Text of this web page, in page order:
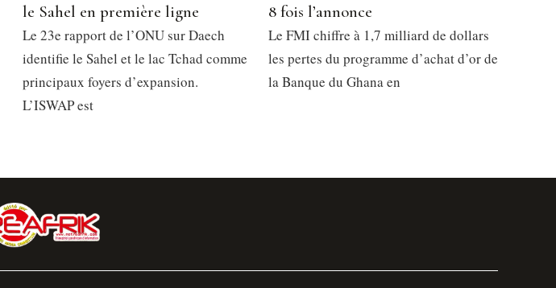
le Sahel en première ligne
Le 23e rapport de l’ONU sur Daech
identifie le Sahel et le lac Tchad comme
principaux foyers d’expansion.
L’ISWAP est
8 fois l’annonce
Le FMI chiffre à 1,7 milliard de dollars
les pertes du programme d’achat d’or de
la Banque du Ghana en